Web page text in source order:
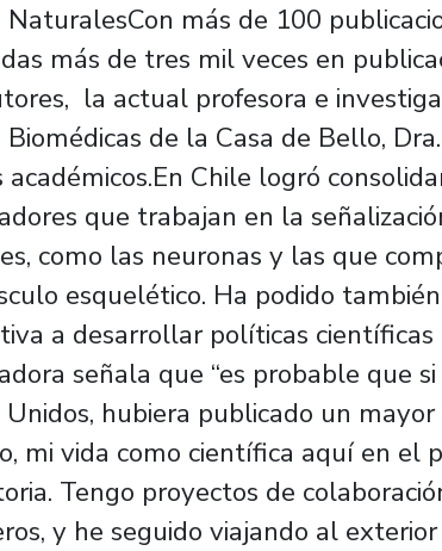
NaturalesCon más de 100
más de tres mil veces en
la actual profesora e
Biomédicas de la Casa de Bello,
académicos.En Chile logró
que trabajan en la
como las neuronas y las que
esquelético. Ha podido
a desarrollar políticas científicas
señala que “es probable que
Unidos, hubiera publicado un
mi vida como científica aquí en el
Tengo proyectos de
y he seguido viajando al